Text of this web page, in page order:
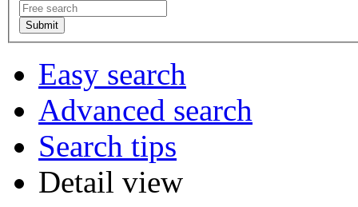
Easy search
Advanced search
Search tips
Detail view